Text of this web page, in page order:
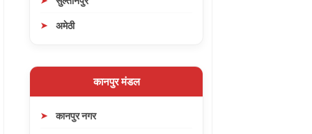
अमेठी
कानपुर मंडल
कानपुर नगर